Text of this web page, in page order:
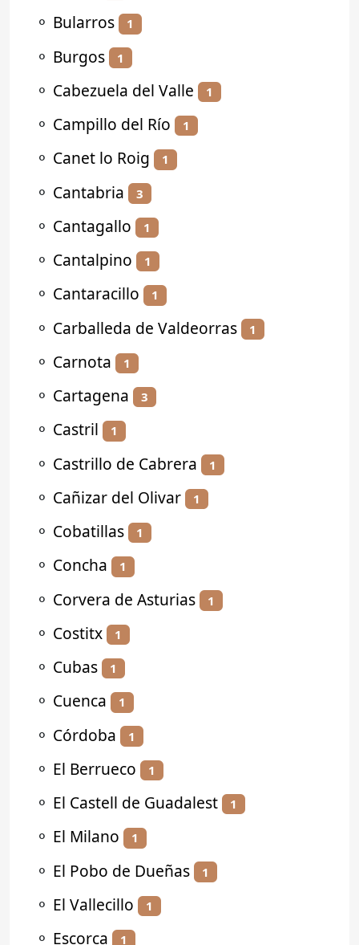
⚬ Bularros 1
⚬ Burgos 1
⚬ Cabezuela del Valle 1
⚬ Campillo del Río 1
⚬ Canet lo Roig 1
⚬ Cantabria 3
⚬ Cantagallo 1
⚬ Cantalpino 1
⚬ Cantaracillo 1
⚬ Carballeda de Valdeorras 1
⚬ Carnota 1
⚬ Cartagena 3
⚬ Castril 1
⚬ Castrillo de Cabrera 1
⚬ Cañizar del Olivar 1
⚬ Cobatillas 1
⚬ Concha 1
⚬ Corvera de Asturias 1
⚬ Costitx 1
⚬ Cubas 1
⚬ Cuenca 1
⚬ Córdoba 1
⚬ El Berrueco 1
⚬ El Castell de Guadalest 1
⚬ El Milano 1
⚬ El Pobo de Dueñas 1
⚬ El Vallecillo 1
⚬ Escorca 1